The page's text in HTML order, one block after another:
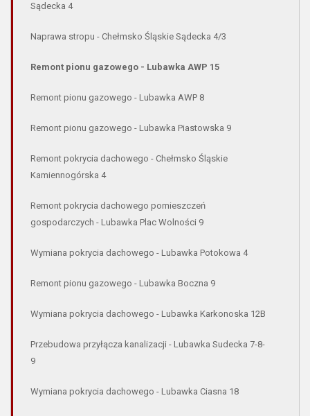
Sądecka 4
Naprawa stropu - Chełmsko Śląskie Sądecka 4/3
Remont pionu gazowego - Lubawka AWP 15
Remont pionu gazowego - Lubawka AWP 8
Remont pionu gazowego - Lubawka Piastowska 9
Remont pokrycia dachowego - Chełmsko Śląskie
Kamiennogórska 4
Remont pokrycia dachowego pomieszczeń
gospodarczych - Lubawka Plac Wolności 9
Wymiana pokrycia dachowego - Lubawka Potokowa 4
Remont pionu gazowego - Lubawka Boczna 9
Wymiana pokrycia dachowego - Lubawka Karkonoska 12B
Przebudowa przyłącza kanalizacji - Lubawka Sudecka 7-8-
9
Wymiana pokrycia dachowego - Lubawka Ciasna 18